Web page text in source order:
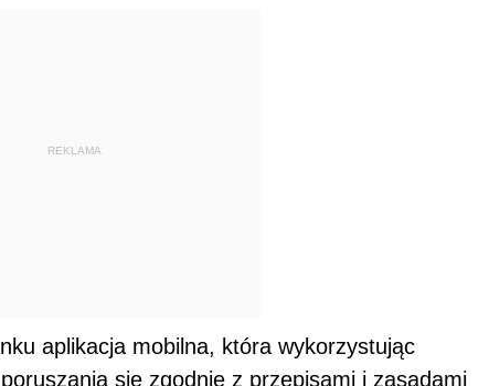
REKLAMA
aplikacja mobilna, która wykorzystując
się zgodnie z przepisami i zasadami